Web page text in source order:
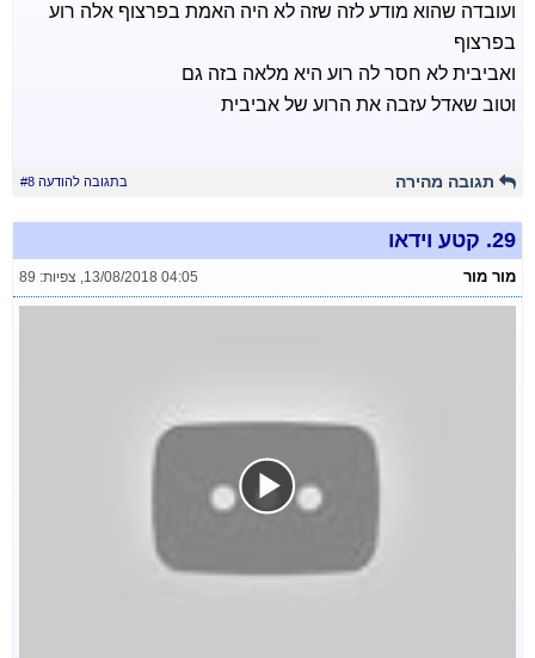
ועובדה שהוא מודע לזה שזה לא היה האמת בפרצוף אלה רוע
בפרצוף
ואביבית לא חסר לה רוע היא מלאה בזה גם
וטוב שאדל עזבה את הרוע של אביבית
תגובה מהירה בתגובה להודעה #8
29. קטע וידאו
מור מור 13/08/2018 04:05
, צפיות: 89